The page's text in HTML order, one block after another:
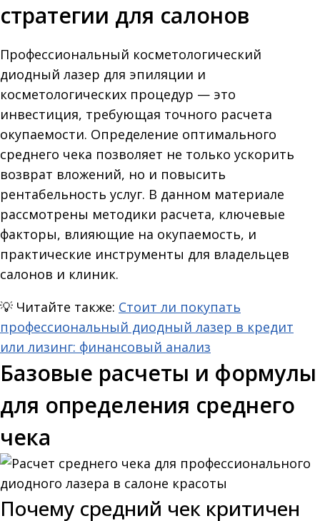
стратегии для салонов
Профессиональный косметологический
диодный лазер для эпиляции и
косметологических процедур — это
инвестиция, требующая точного расчета
окупаемости. Определение оптимального
среднего чека позволяет не только ускорить
возврат вложений, но и повысить
рентабельность услуг. В данном материале
рассмотрены методики расчета, ключевые
факторы, влияющие на окупаемость, и
практические инструменты для владельцев
салонов и клиник.
💡 Читайте также: Стоит ли покупать
профессиональный диодный лазер в кредит
или лизинг: финансовый анализ
Базовые расчеты и формулы
для определения среднего
чека
Почему средний чек критичен